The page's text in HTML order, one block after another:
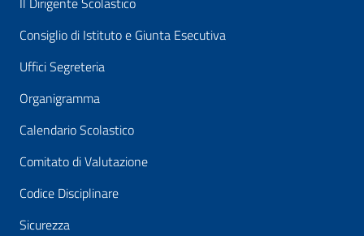
Consiglio di Istituto e Giunta Esecutiva
Uffici Segreteria
Organigramma
Calendario Scolastico
Comitato di Valutazione
Codice Disciplinare
Sicurezza